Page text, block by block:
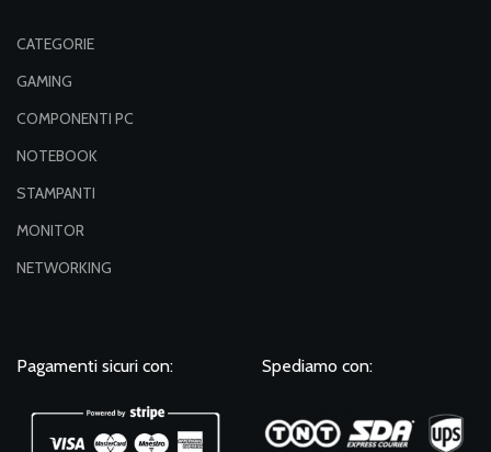
CATEGORIE
GAMING
COMPONENTI PC
NOTEBOOK
STAMPANTI
MONITOR
NETWORKING
Pagamenti sicuri con: Spediamo con: